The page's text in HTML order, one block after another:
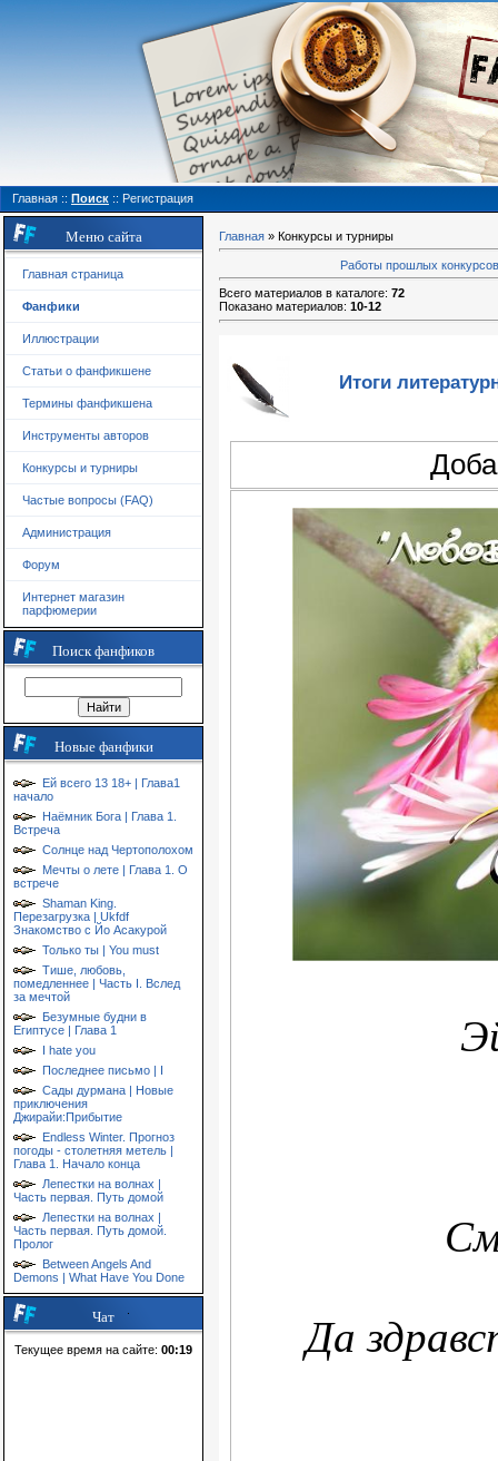
Главная :: Поиск :: Регистрация
Меню сайта
Главная страница
Фанфики
Иллюстрации
Статьи о фанфикшене
Термины фанфикшена
Инструменты авторов
Конкурсы и турниры
Частые вопросы (FAQ)
Администрация
Форум
Интернет магазин
парфюмерии
Поиск фанфиков
Новые фанфики
Ей всего 13 18+ | Глава1
начало
Наёмник Бога | Глава 1.
Встреча
Солнце над Чертополохом
Мечты о лете | Глава 1. О
встрече
Shaman King.
Перезагрузка | Ukfdf
Знакомство с Йо Асакурой
Только ты | You must
Тише, любовь,
помедленнее | Часть I. Вслед
за мечтой
Безумные будни в
Египтусе | Глава 1
I hate you
Последнее письмо | I
Сады дурмана | Новые
приключения
Джирайи:Прибытие
Endless Winter. Прогноз
погоды - столетняя метель |
Глава 1. Начало конца
Лепестки на волнах |
Часть первая. Путь домой
Лепестки на волнах |
Часть первая. Путь домой.
Пролог
Between Angels And
Demons | What Have You Done
Чат
Текущее время на сайте: 00:19
Главная » Конкурсы и турниры
Работы прошлых конкурсов
Всего материалов в каталоге: 72
Показано материалов: 10-12
Итоги
Да